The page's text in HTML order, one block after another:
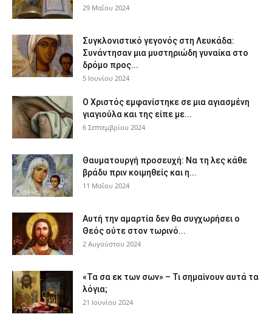
29 Μαΐου 2024
Συγκλονιστικό γεγονός στη Λευκάδα:
Συνάντησαν μια μυστηριώδη γυναίκα στο
δρόμο προς...
5 Ιουνίου 2024
Ο Χριστός εμφανίστηκε σε μια αγιασμένη
γιαγιούλα και της είπε με...
6 Σεπτεμβρίου 2024
Θαυματουργή προσευχή: Να τη λες κάθε
βράδυ πριν κοιμηθείς και η...
11 Μαΐου 2024
Αυτή την αμαρτία δεν θα συγχωρήσει ο
Θεός ούτε στον τωρινό...
2 Αυγούστου 2024
«Τα σα εκ των σων» – Τι σημαίνουν αυτά τα
λόγια;
21 Ιουνίου 2024